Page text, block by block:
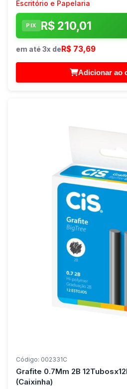
Escritório e Papelaria
PIX R$ 210,01
em até 3x deR$ 73,69
Adicionar ao
Código: 002331C
Grafite 0.7Mm 2B
(Caixinha)